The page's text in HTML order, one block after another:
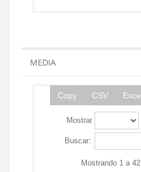
MEDIA
Copy CSV
Mostrar
Buscar:
Mostrando 1 a